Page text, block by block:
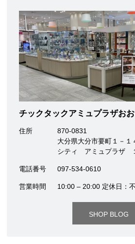
チックタックアミュプラザお
住所
870-0831
大分県大分市要町１－１
シティ アミュプラザ
電話番号 097-534-0610
営業時間 10:00 – 20:00 定休日：
SHOP BLOG